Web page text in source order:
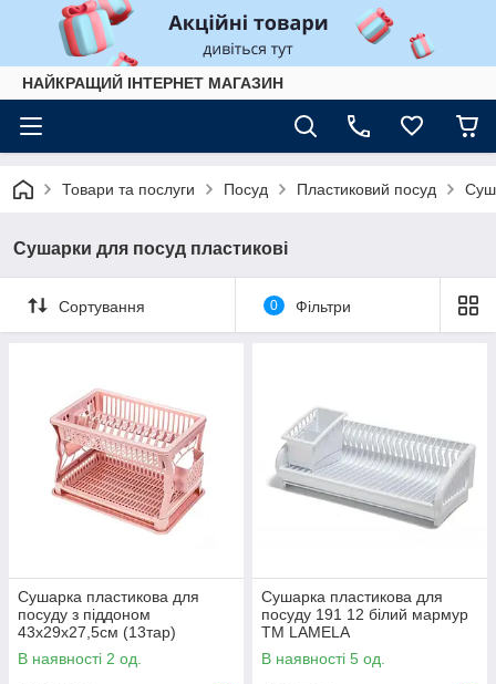
НАЙКРАЩИЙ ІНТЕРНЕТ МАГАЗИН
Товари та послуги Посуд Пластиковий посуд
Сушарки для посуд пластикові
Сортування 0 Фільтри
Сушарка пластикова для
посуду з піддоном
43х29х27,5см (13тар)
двоярусна (пудра) ТМ R-
PLASTIC
В наявності 2 од.
Сушарка пластикова для
посуду 191 12 білий мармур
ТМ LAMELA
В наявності 5 од.